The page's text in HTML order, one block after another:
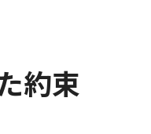
約束